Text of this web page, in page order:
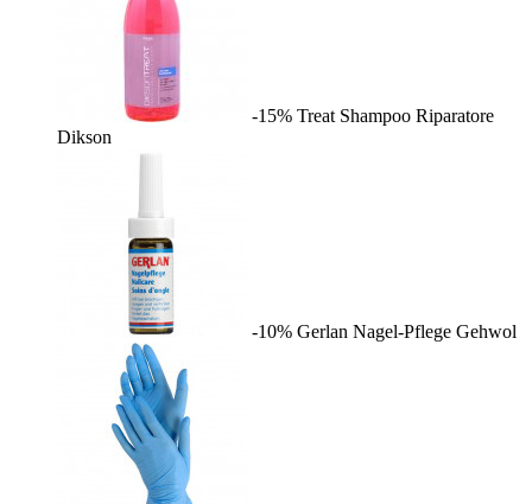
-15% Treat Shampoo Riparatore
Dikson
-10% Gerlan Nagel-Pflege Gehwol